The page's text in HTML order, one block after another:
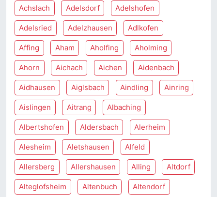
Achslach Adelsdorf Adelshofen
Adelsried Adelzhausen Adlkofen
Affing Aham Aholfing Aholming
Ahorn Aichach Aichen Aidenbach
Aidhausen Aiglsbach Aindling Ainring
Aislingen Aitrang Albaching
Albertshofen Aldersbach Alerheim
Alesheim Aletshausen Alfeld
Allersberg Allershausen Alling Altdorf
Alteglofsheim Altenbuch Altendorf